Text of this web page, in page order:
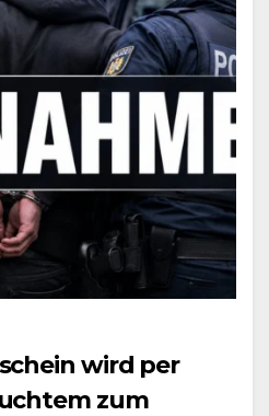
wird per
zum